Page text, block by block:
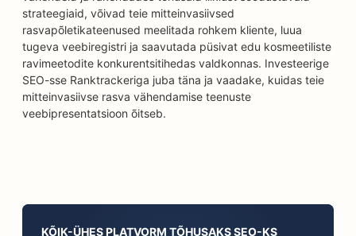
strateegiaid, võivad teie mitteinvasiivsed
rasvapõletikateenused meelitada rohkem kliente, luua
tugeva veebiregistri ja saavutada püsivat edu kosmeetiliste
ravimeetodite konkurentsitihedas valdkonnas. Investeerige
SEO-sse Ranktrackeriga juba täna ja vaadake, kuidas teie
mitteinvasiivse rasva vähendamise teenuste
veebipresentatsioon õitseb.
KÕIK-ÜHES PLATVORM TÕHUSAKS SEO-KS